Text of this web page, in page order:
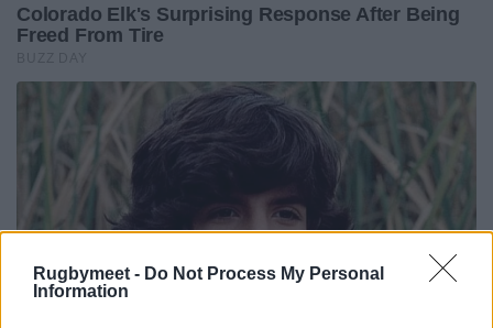
Rugbymeet - Do Not Process My Personal
Information